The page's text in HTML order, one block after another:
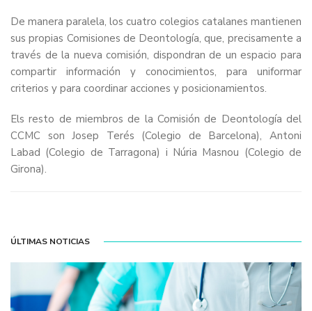
De manera paralela, los cuatro colegios catalanes mantienen
sus propias Comisiones de Deontología, que, precisamente a
través de la nueva comisión, dispondran de un espacio para
compartir información y conocimientos, para uniformar
criterios y para coordinar acciones y posicionamientos.
Els resto de miembros de la Comisión de Deontología del
CCMC son Josep Terés (Colegio de Barcelona), Antoni
Labad (Colegio de Tarragona) i Núria Masnou (Colegio de
Girona).
ÚLTIMAS NOTICIAS